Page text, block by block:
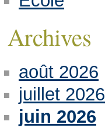
Archives
août 2026
juillet 2026
juin 2026